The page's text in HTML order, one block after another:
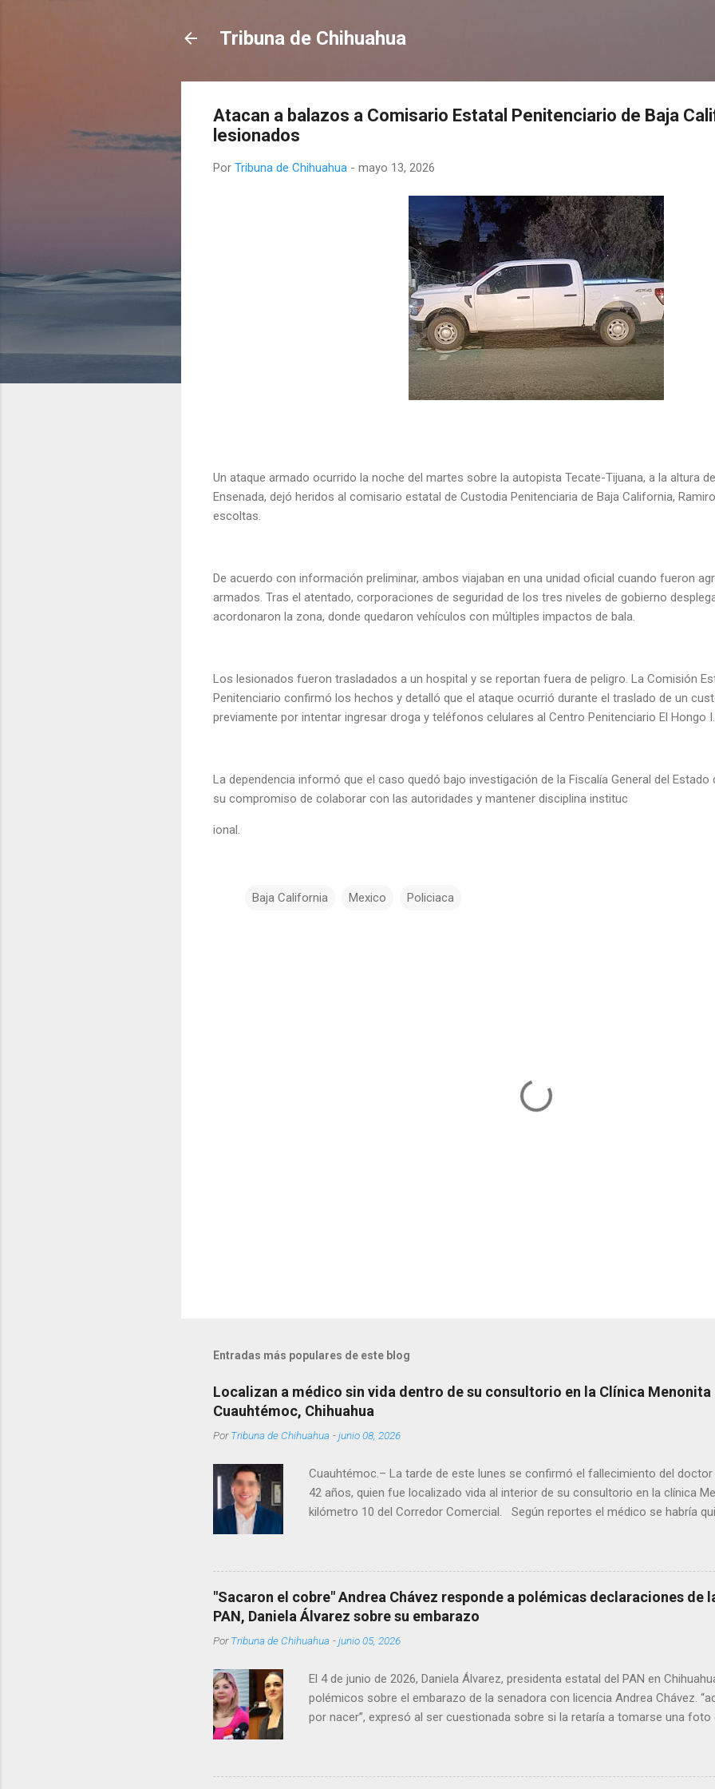
Tribuna de Chihuahua
Atacan a balazos a Comisario Estatal Penitenciario de Baja
lesionados
Por Tribuna de Chihuahua - mayo 13, 2026
Un ataque armado ocurrido la noche del martes sobre la autopista Tecate-Tijuana, a la altura
Ensenada, dejó heridos al comisario estatal de Custodia Penitenciaria de Baja California,
escoltas.
De acuerdo con información preliminar, ambos viajaban en una unidad oficial cuando fueron
armados. Tras el atentado, corporaciones de seguridad de los tres niveles de gobierno
acordonaron la zona, donde quedaron vehículos con múltiples impactos de bala.
Los lesionados fueron trasladados a un hospital y se reportan fuera de peligro. La Comisión
Penitenciario confirmó los hechos y detalló que el ataque ocurrió durante el traslado de un
previamente por intentar ingresar droga y teléfonos celulares al Centro Penitenciario El Hongo
La dependencia informó que el caso quedó bajo investigación de la Fiscalía General del Estado
su compromiso de colaborar con las autoridades y mantener disciplina instituc
ional.
Baja California Mexico Policiaca
Entradas más populares de este blog
Localizan a médico sin vida dentro de su consultorio en la Clínica Menonita
Cuauhtémoc, Chihuahua
PorTribuna de Chihuahua -junio 08, 2026
Cuauhtémoc.– La tarde de este lunes se confirmó el fallecimiento del doctor
42 años, quien fue localizado vida al interior de su consultorio en la clínica
kilómetro 10 del Corredor Comercial. Según reportes el médico se habría
Rotario en el periodo 2023–2024, era un médico reconocido en la región.
"Sacaron el cobre" Andrea Chávez responde a polémicas declaraciones de
PAN, Daniela Álvarez sobre su embarazo
PorTribuna de Chihuahua -junio 05, 2026
El 4 de junio de 2026, Daniela Álvarez, presidenta estatal del PAN en
polémicos sobre el embarazo de la senadora con licencia Andrea Chávez.
por nacer”, expresó al ser cuestionada sobre si la retaría a tomarse una foto
¿Qué tal si se le ocurre cruzar y luego le den un susto, y pues la criatura se